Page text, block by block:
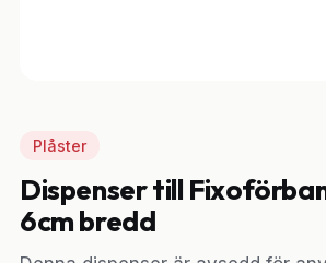
Plåster
Dispenser till
6cm bredd